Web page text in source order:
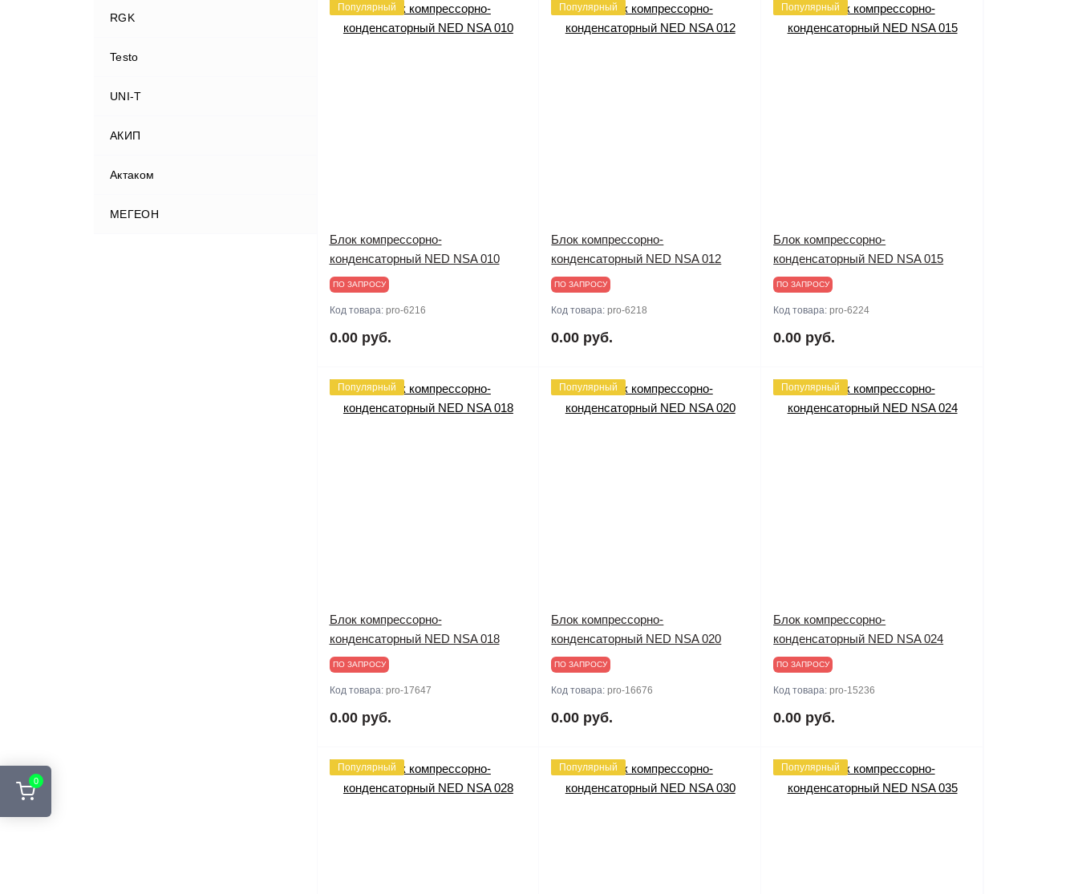
0
RGK
Testo
UNI-T
АКИП
Актаком
МЕГЕОН
Популярный
Блок компрессорно-
конденсаторный NED NSA 010
ПО ЗАПРОСУ
Код товара: pro-6216
0.00 руб.
Популярный
Блок компрессорно-
конденсаторный NED NSA 012
ПО ЗАПРОСУ
Код товара:pro-6218
0.00 руб.
Популярный
Блок компрессорно-
конденсаторный NED NSA 015
ПО ЗАПРОСУ
Код товара:pro-6224
0.00 руб.
Популярный
Блок компрессорно-
конденсаторный NED NSA 018
ПО ЗАПРОСУ
Код товара: pro-17647
0.00 руб.
Популярный
Блок компрессорно-
конденсаторный NED NSA 020
ПО ЗАПРОСУ
Код товара:pro-16676
0.00 руб.
Популярный
Блок компрессорно-
конденсаторный NED NSA 024
ПО ЗАПРОСУ
Код товара:pro-15236
0.00 руб.
Популярный Популярный Популярный